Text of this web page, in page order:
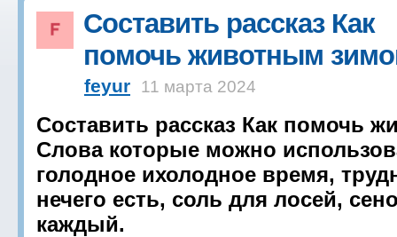
Составить рассказ Как
помочь животным
feyur 11 марта 2024
Составить рассказ Как помочь
Слова которые можно
голодное ихолодное время,
нечего есть, соль для лосей,
каждый.